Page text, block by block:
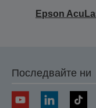
Epson
Последвайте ни